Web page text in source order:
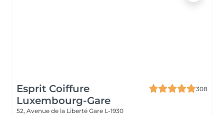
Esprit Coiffure
Luxembourg-Gare
308
52, Avenue de la Liberté Gare L-1930